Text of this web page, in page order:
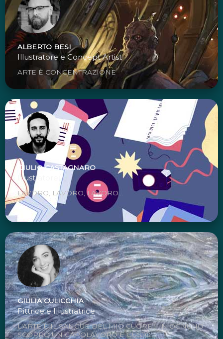
ALBERTO BESI
Illustratore e Concept Artist
ARTE È CONCENTRAZIONE
GIULIO CASTAGNARO
Illustratore
LAVORO, LAVORO, LAVORO...
GIULIA CULICCHIA
Pittrice e Illustratrice
L'ARTE È IL SANGUE DEL MIO CUORE... IN OGNUNO
SCOPRO UN CAPOLAVORO E GUSTO...